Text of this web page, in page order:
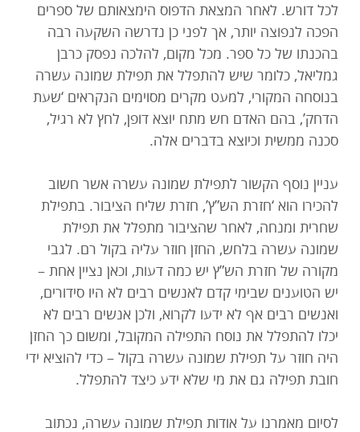
לכל דורש. לאחר המצאת הדפוס הימצאותם של ספרים
הפכה לנפוצה יותר, אך לפני כן נדרשה השקעה רבה
בהכנתו של כל ספר. מכל מקום, להלכה נפסק כרבן
גמליאל, כלומר שיש להתפלל את תפילת שמונה עשרה
בנוסחה המקורי, למעט מקרים מסוימים הנקראים ‘שעת
הדחק’, בהם האדם חש מתח יוצא דופן, לחץ לא רגיל,
סכנה ממשית וכיוצא בדברים אלה.
עניין נוסף הקשור לתפילת שמונה עשרה אשר חשוב
להכירו הוא ‘חזרת הש”ץ’, חזרת שליח הציבור. בתפילת
שחרית ומנחה, לאחר שהציבור מתפלל את תפילת
שמונה עשרה בלחש, החזן חוזר עליה בקול רם. לגבי
מקורה של חזרת הש”ץ יש כמה דעות, וכאן נציין אחת –
יש הטוענים שבימי קדם לאנשים רבים לא היו סידורים,
ואנשים רבים אף לא ידעו לקרוא, ולכן אנשים רבים לא
יכלו להתפלל את נוסח התפילה המקובל, ומשום כך החזן
היה חוזר על תפילת שמונה עשרה בקול – כדי להוציא ידי
חובת תפילה גם את מי שלא ידע כיצד להתפלל.
לסיום מאמרנו על אודות תפילת שמונה עשרה, נכתוב